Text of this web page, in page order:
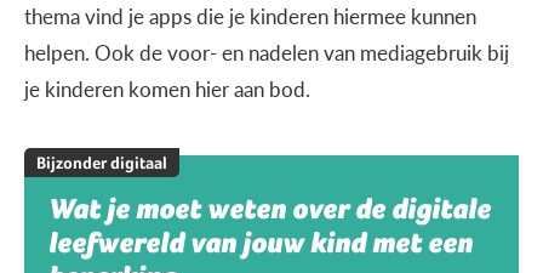
thema vind je apps die je kinderen hiermee kunnen
helpen. Ook de voor- en nadelen van mediagebruik bij
je kinderen komen hier aan bod.
Bijzonder digitaal
Wat je moet weten over de digitale
leefwereld van jouw kind met een